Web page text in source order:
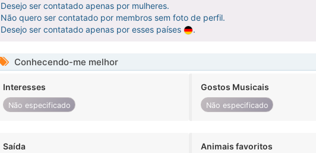
Desejo ser contatado apenas por mulheres.
Não quero ser contatado por membros sem foto de perfil.
Desejo ser contatado apenas por esses países
.
Conhecendo-me melhor
Interesses
Não especificado
Gostos Musicais
Não especificado
Saída Animais favoritos